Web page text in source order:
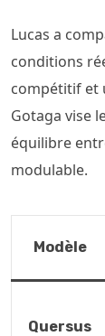
Lucas a
conditions
compétitif et
Gotaga vise
équilibre
modulable.
Modèle
Quersus